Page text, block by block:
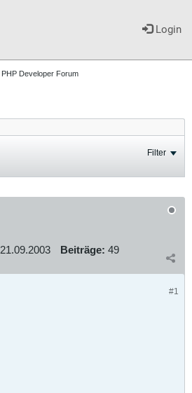
Login
PHP Developer Forum
Filter
21.09.2003 Beiträge: 49
#1